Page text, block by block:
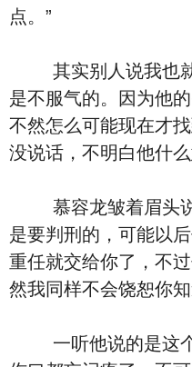
点。”
其实别人说我也就
是不服气的。因为他
不然怎么可能现在才
没说话，不明白他什么
慕容龙皱着眉头说
是要判刑的，可能以
重任就交给你了，不
然我同样不会饶恕你
一听他说的是这个